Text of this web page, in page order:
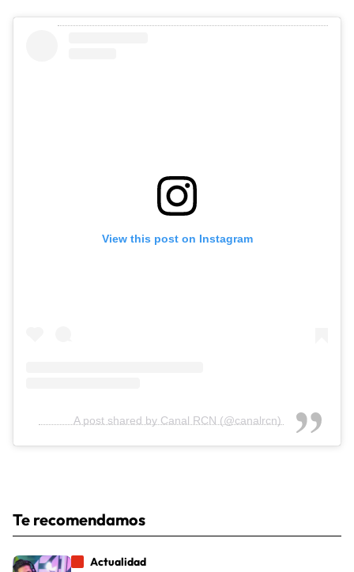
View this post on Instagram
A post shared by Canal RCN (@canalrcn)
Te recomendamos
Actualidad